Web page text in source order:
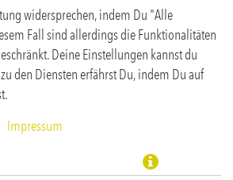
widersprechen, indem Du "Alle
Fall sind allerdings die Funktionalitäten
Deine Einstellungen kannst du
den Diensten erfährst Du, indem Du auf
Impressum